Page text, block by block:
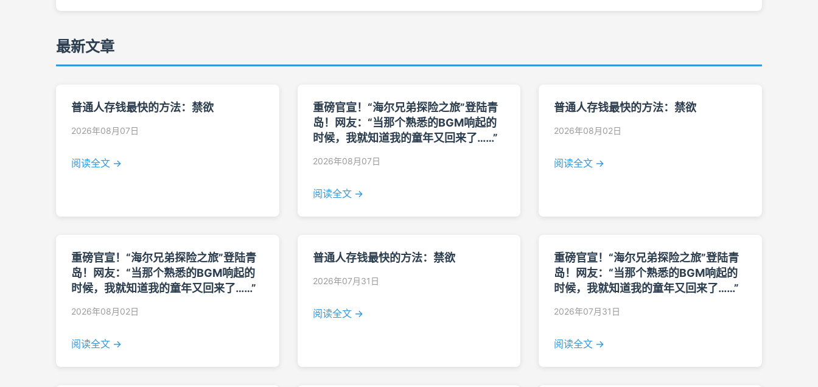
最新文章
普通人存钱最快的方法：禁欲
2026年08月07日
阅读全文 →
重磅官宣！“海尔兄弟探险之旅”登陆青
岛！网友：“当那个熟悉的BGM响起的
时候，我就知道我的童年又回来了……”
2026年08月07日
阅读全文 →
普通人存钱最快的方法：禁欲
2026年08月02日
阅读全文 →
重磅官宣！“海尔兄弟探险之旅”登陆青
岛！网友：“当那个熟悉的BGM响起的
时候，我就知道我的童年又回来了……”
2026年08月02日
阅读全文 →
普通人存钱最快的方法：禁欲
2026年07月31日
阅读全文 →
重磅官宣！“海尔兄弟探险之旅”登陆青
岛！网友：“当那个熟悉的BGM响起的
时候，我就知道我的童年又回来了……”
2026年07月31日
阅读全文 →